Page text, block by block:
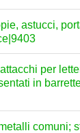
astucci,
per
in
comuni;